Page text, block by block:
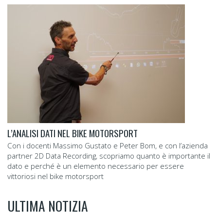
L’ANALISI DATI NEL BIKE MOTORSPORT
Con i docenti Massimo Gustato e Peter Bom, e con l’azienda
partner 2D Data Recording, scopriamo quanto è importante il
dato e perché è un elemento necessario per essere
vittoriosi nel bike motorsport
ULTIMA NOTIZIA